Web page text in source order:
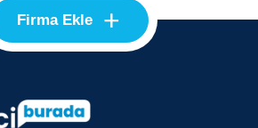
Firma Ekle +